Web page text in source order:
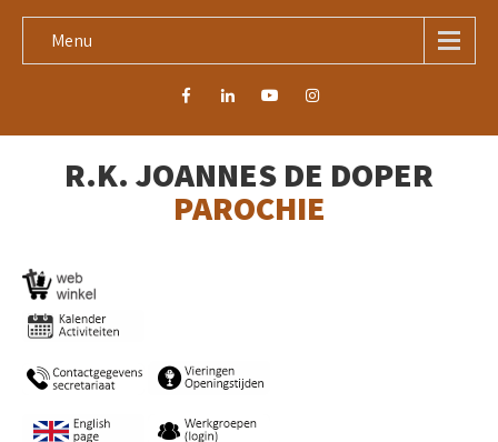
Menu
R.K. JOANNES DE DOPER
PAROCHIE